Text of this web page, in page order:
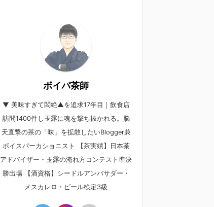
ボイパ茶師
▼ 美味すぎて悶絶▲を追求17年目｜飲食店
訪問1400件し玉露に魂を撃ち抜かれる。脳
天直撃の茶の「味」を拡散したいBlogger兼
ボイスパーカショニスト 【茶実績】日本茶
アドバイザー・玉露の淹れ方コンテスト準決
勝出場 【酒資格】シードルアンバサダー・
メスカレロ・ビール検定3級